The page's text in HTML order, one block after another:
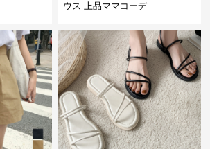
ウス 上品ママコーデ